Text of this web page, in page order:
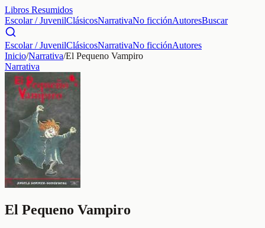
Libros Resumidos
Escolar / JuvenilClásicosNarrativaNo ficciónAutoresBuscar
Escolar / JuvenilClásicosNarrativaNo ficciónAutores
Inicio/Narrativa/El Pequeno Vampiro
Narrativa
El Pequeno Vampiro